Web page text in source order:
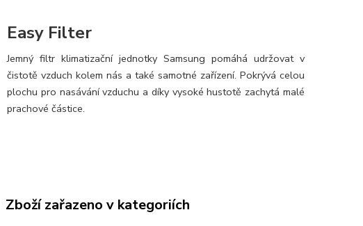
Easy Filter
Jemný filtr klimatizační jednotky Samsung pomáhá udržovat v
čistotě vzduch kolem nás a také samotné zařízení. Pokrývá celou
plochu pro nasávání vzduchu a díky vysoké hustotě zachytá malé
prachové částice.
Zboží zařazeno v kategoriích